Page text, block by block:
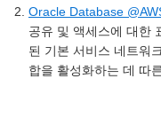
Oracle Database
공유 및 액세스에 대한
된 기본 서비스 네트워
합을 활성화하는 데 따